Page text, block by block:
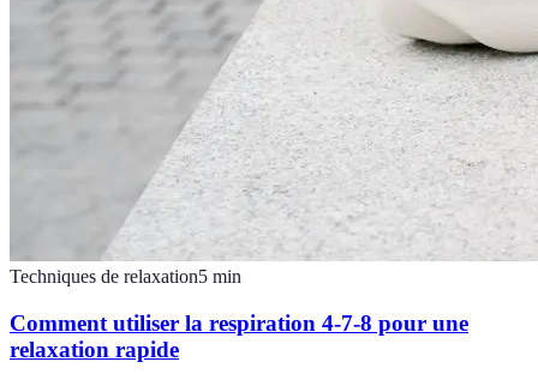
Techniques de relaxation5 min
Comment utiliser la respiration 4-7-8 pour une
relaxation rapide